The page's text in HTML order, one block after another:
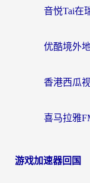
游戏加速器回国